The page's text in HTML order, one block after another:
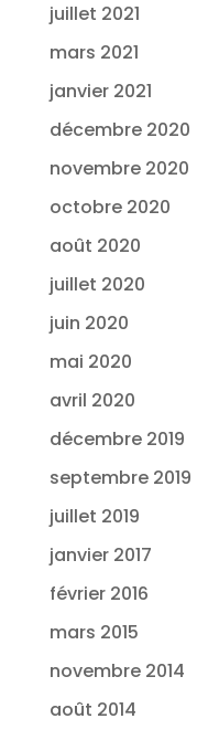
juillet 2021
mars 2021
janvier 2021
décembre 2020
novembre 2020
octobre 2020
août 2020
juillet 2020
juin 2020
mai 2020
avril 2020
décembre 2019
septembre 2019
juillet 2019
janvier 2017
février 2016
mars 2015
novembre 2014
août 2014